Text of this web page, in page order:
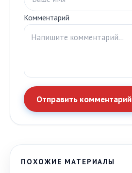
Комментарий
Отправить комментарий
ПОХОЖИЕ МАТЕРИАЛЫ